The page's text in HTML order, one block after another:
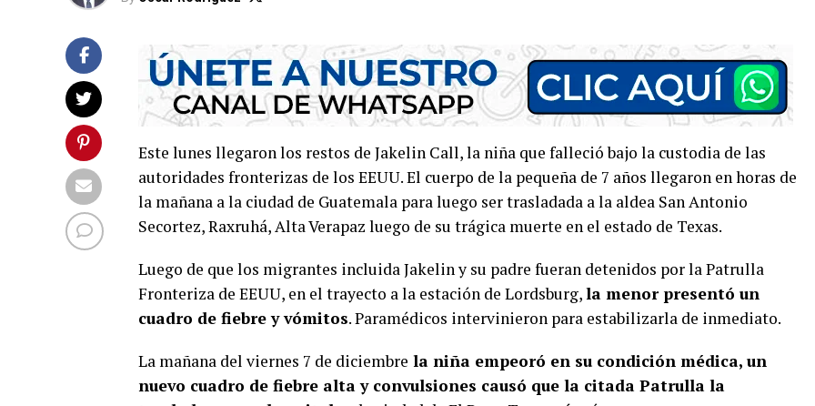
Este lunes llegaron los restos de Jakelin Call, la niña que falleció bajo la custodia de las
autoridades fronterizas de los EEUU. El cuerpo de la pequeña de 7 años llegaron en horas de
la mañana a la ciudad de Guatemala para luego ser trasladada a la aldea San Antonio
Secortez, Raxruhá, Alta Verapaz luego de su trágica muerte en el estado de Texas.
Luego de que los migrantes incluida Jakelin y su padre fueran detenidos por la Patrulla
Fronteriza de EEUU, en el trayecto a la estación de Lordsburg,la menor presentó un
cuadro de fiebre y vómitos. Paramédicos intervinieron para estabilizarla de inmediato.
La mañana del viernes 7 de diciembre la niña empeoró en su condición médica, un
nuevo cuadro de fiebre alta y convulsiones causó que la citada Patrulla la